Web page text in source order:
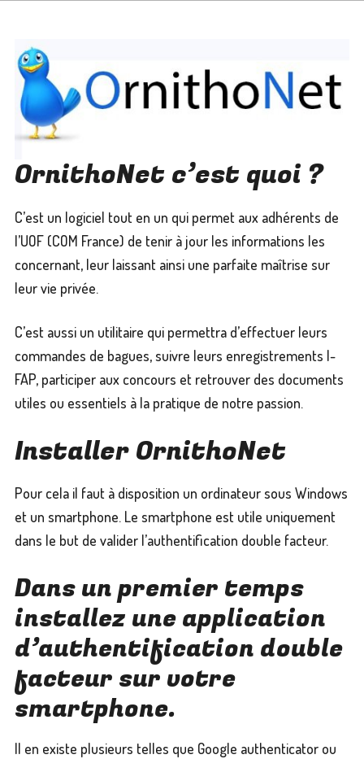
:
Accueil
Le COHS
Nous vous proposons
Un peu d’histoire
Le Comité
Les Éleveurs
La ROEF
Calendrier ROEF
L’UOF COM France
Les Oiseaux du Monde
Les Actualités
Les Activités
Les Annonces du COHS
L’Album Photos
Documentation
La Règlementation
Les Bagues
Les Classes Concours
Les Documents Utiles
Contact
OrnithoNet c’est quoi ?
C’est un logiciel tout en un qui permet aux adhérents de
l’UOF (COM France) de tenir à jour les informations les
concernant, leur laissant ainsi une parfaite maîtrise sur
leur vie privée.
C’est aussi un utilitaire qui permettra d’effectuer leurs
commandes de bagues, suivre leurs enregistrements I-
FAP, participer aux concours et retrouver des documents
utiles ou essentiels à la pratique de notre passion.
Installer OrnithoNet
Pour cela il faut à disposition un ordinateur sous Windows
et un smartphone. Le smartphone est utile uniquement
dans le but de valider l’authentification double facteur.
Dans un premier temps
installez une application
d’authentification double
facteur sur votre
smartphone.
Il en existe plusieurs telles que Google authenticator ou